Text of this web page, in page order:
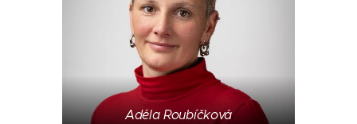
Adéla Roubíčková